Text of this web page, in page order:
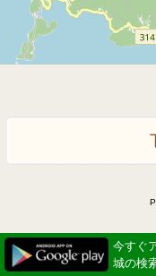
今すぐ
城の検